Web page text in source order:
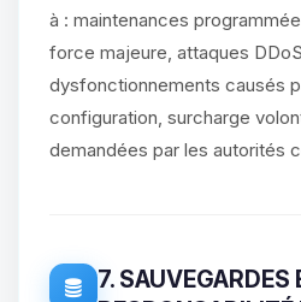
à : maintenances
force majeure, attaques
dysfonctionnements causés
configuration, surcharge
demandées par les autorités
7. SAUVEGARDES